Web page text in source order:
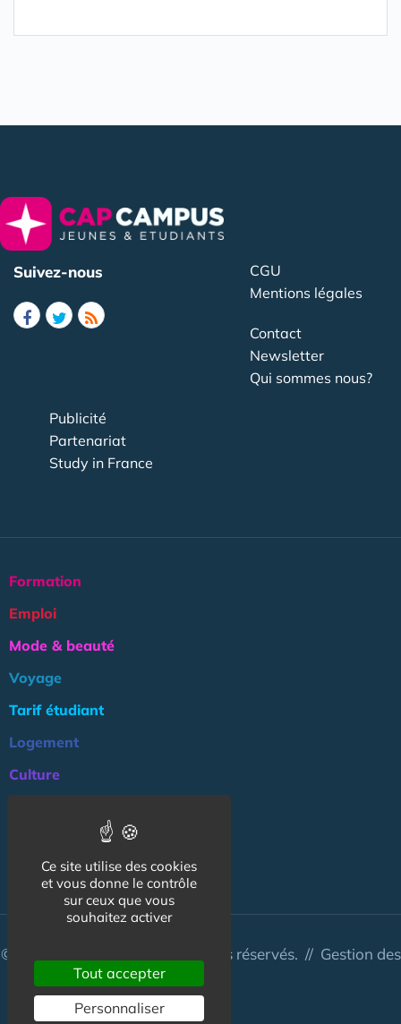
Suivez-nous
CGU
Mentions légales
Contact
Newsletter
Qui sommes nous?
Publicité
Partenariat
Study in France
Formation
Emploi
Mode & beauté
Voyage
Tarif étudiant
Logement
Culture
NOS AUTRES SITES :
© CapCampus 2026 - Tous droits réservés. // Gestion des
Ce site utilise des cookies
et vous donne le contrôle
sur ceux que vous
souhaitez activer
Tout accepter
Personnaliser